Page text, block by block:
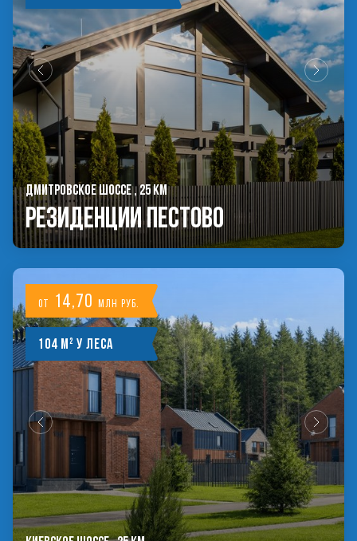
ДМИТРОВСКОЕ ШОССЕ , 25 КМ
РЕЗИДЕНЦИИ ПЕСТОВО
от 14,70 млн руб.
104 м² у леса